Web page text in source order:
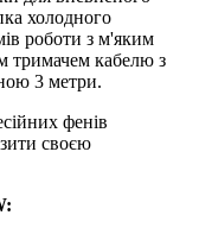
холодного
роботи з м'яким
тримачем кабелю з
3 метри.
фенів
своєю